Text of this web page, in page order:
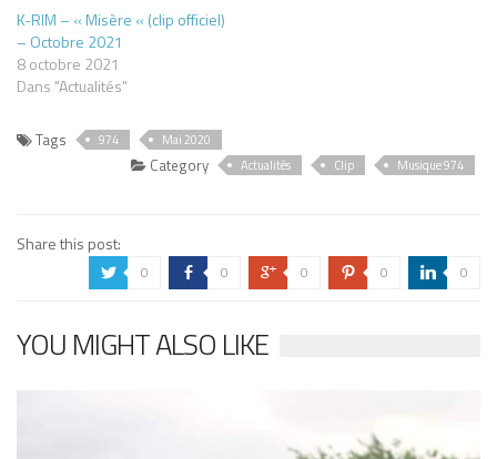
K-RIM – « Misère « (clip officiel)
– Octobre 2021
8 octobre 2021
Dans "Actualités"
Tags 974 Mai 2020
Category Actualités Clip Musique 974
Share this post:
a 0 b 0 c 0 d 0 j 0
YOU MIGHT ALSO LIKE